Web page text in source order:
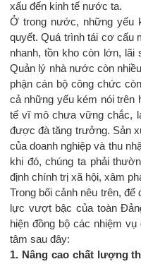
xấu đến kinh tế nước ta.
Ở trong nước, những yếu
quyết. Quá trình tái cơ cấu
nhanh, tồn kho còn lớn, lãi
Quản lý nhà nước còn
phận cán bộ công chức
cả những yếu kém nói trên
tế vĩ mô chưa vững chắc,
được đà tăng trưởng. Sản
của doanh nghiệp và thu
khi đó, chúng ta phải
định chính trị xã hội, xâm
Trong bối cảnh nêu trên,
lực vượt bậc của toàn
hiện đồng bộ các nhiệm
tâm sau đây:
1. Nâng cao chất lượng